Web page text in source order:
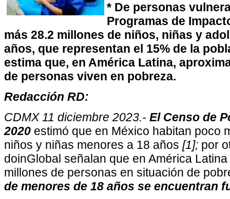
* De personas
Programas de
más 28.2 millones de niños, niñas y
años, que representan el 15% de la
estima que, en América Latina,
de personas viven en pobreza.
Redacción RD:
CDMX 11 diciembre 2023.- El Censo de
2020 estimó que en México habitan poco
niños y niñas menores a 18 años [1]; por
doinGlobal señalan que en América
millones de personas en situación de
de menores de 18 años se encuentran